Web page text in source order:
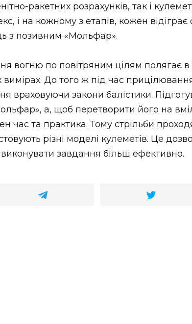
ракетних розрахунків, так і
і на кожному з етапів, кожен
з позивним «Мольфар».
вогню по повітряним цілям полягає
вимірах. До того ж під час
враховуючи закони балістики.
а, щоб перетворити його на
час та практика. Тому стрільби
різні моделі кулеметів. Це
завдання більш ефективно.